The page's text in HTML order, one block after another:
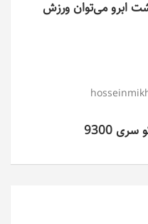
ابرو می‌توان ورزش
9300